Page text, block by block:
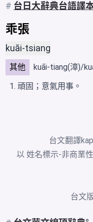
# 台日大辭典台語譯
乖張
kuāi-tsiang
其他
kuāi-tiang(漳)/
頑固；意氣用事。
台文翻譯
以 姓名標示-非商業
台文